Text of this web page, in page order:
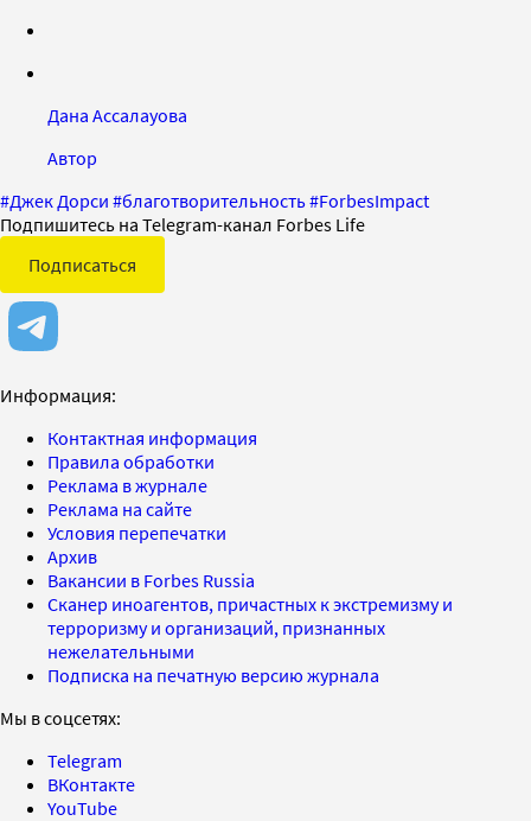
Дана Ассалауова
Автор
#Джек Дорси #благотворительность#ForbesImpact
Подпишитесь на Telegram-канал Forbes Life
Подписаться
Информация:
Контактная информация
Правила обработки
Реклама в журнале
Реклама на сайте
Условия перепечатки
Архив
Вакансии в Forbes Russia
Сканер иноагентов, причастных к экстремизму и
терроризму и организаций, признанных
нежелательными
Подписка на печатную версию журнала
Мы в соцсетях:
Telegram
ВКонтакте
YouTube